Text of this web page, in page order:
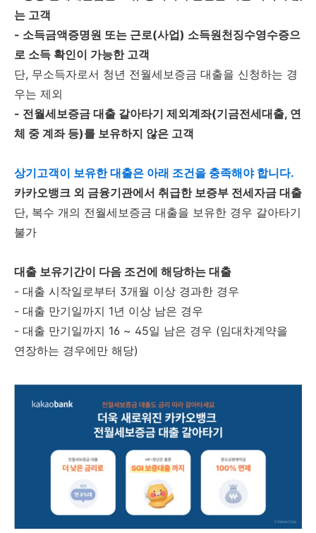
는 고객
- 소득금액증명원 또는 근로(사업) 소득원천징수영수증으
로 소득 확인이 가능한 고객
단, 무소득자로서 청년 전월세보증금 대출을 신청하는 경
우는 제외
- 전월세보증금 대출 갈아타기 제외계좌(기금전세대출, 연
체 중 계좌 등)를 보유하지 않은 고객
상기고객이 보유한 대출은 아래 조건을 충족해야 합니다.
카카오뱅크 외 금융기관에서 취급한 보증부 전세자금 대출
단, 복수 개의 전월세보증금 대출을 보유한 경우 갈아타기
불가
대출 보유기간이 다음 조건에 해당하는 대출
- 대출 시작일로부터 3개월 이상 경과한 경우
- 대출 만기일까지 1년 이상 남은 경우
- 대출 만기일까지 16 ~ 45일 남은 경우 (임대차계약을
연장하는 경우에만 해당)